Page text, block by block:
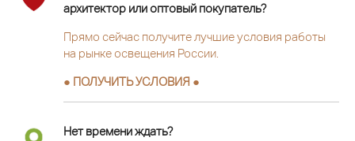
архитектор или оптовый покупатель?
Прямо сейчас получите лучшие условия работы
на рынке освещения России.
● ПОЛУЧИТЬ УСЛОВИЯ ●
Нет времени ждать?